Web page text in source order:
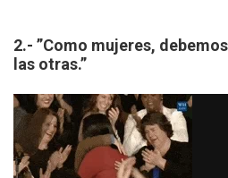
2.- ”Como mujeres,
las otras.”